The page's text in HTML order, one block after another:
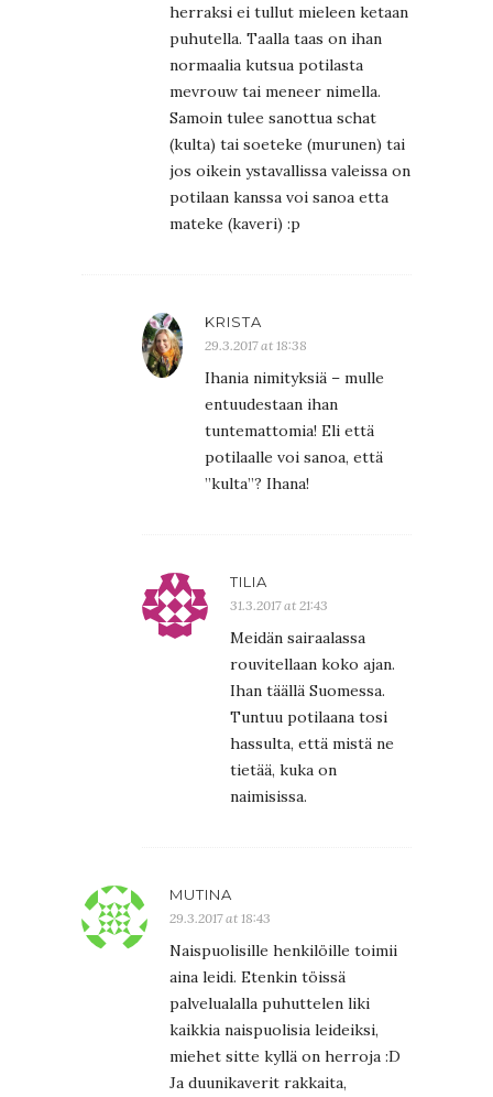
herraksi ei tullut mieleen ketaan
puhutella. Taalla taas on ihan
normaalia kutsua potilasta
mevrouw tai meneer nimella.
Samoin tulee sanottua schat
(kulta) tai soeteke (murunen) tai
jos oikein ystavallissa valeissa on
potilaan kanssa voi sanoa etta
mateke (kaveri) :p
KRISTA
29.3.2017 at 18:38
Ihania nimityksiä – mulle
entuudestaan ihan
tuntemattomia! Eli että
potilaalle voi sanoa, että
”kulta”? Ihana!
TILIA
31.3.2017 at 21:43
Meidän sairaalassa
rouvitellaan koko ajan.
Ihan täällä Suomessa.
Tuntuu potilaana tosi
hassulta, että mistä ne
tietää, kuka on
naimisissa.
MUTINA
29.3.2017 at 18:43
Naispuolisille henkilöille toimii
aina leidi. Etenkin töissä
palvelualalla puhuttelen liki
kaikkia naispuolisia leideiksi,
miehet sitte kyllä on herroja :D
Ja duunikaverit rakkaita,